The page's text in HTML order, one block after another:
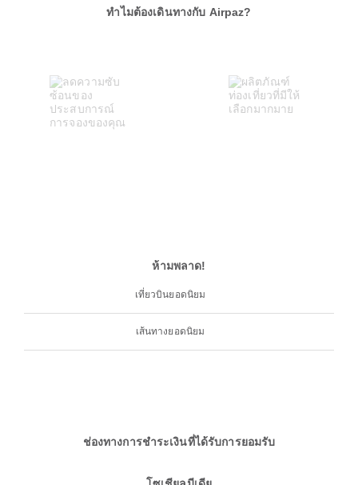
ทำไมต้องเดินทางกับ Airpaz?
ห้ามพลาด!
เที่ยวบินยอดนิยม
เส้นทางยอดนิยม
ช่องทางการชำระเงินที่ได้รับการยอมรับ